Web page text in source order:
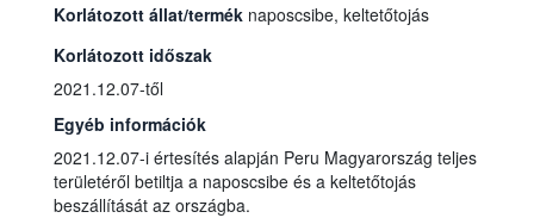
Korlátozott állat/termék naposcsibe, keltetőtojás
Korlátozott időszak
2021.12.07-től
Egyéb információk
2021.12.07-i értesítés alapján Peru Magyarország teljes
területéről betiltja a naposcsibe és a keltetőtojás
beszállítását az országba.